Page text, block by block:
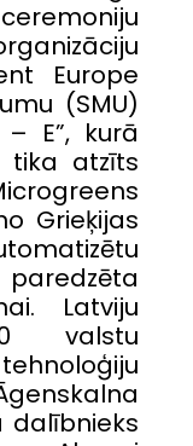
Europe
(SMU)
E”, kurā
tika atzīts
Grieķijas
Latviju
valstu
dalībnieks